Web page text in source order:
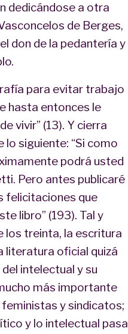
dedicándose a otra
de Berges,
don de la pedantería y
para evitar trabajo
hasta entonces le
vivir” (13). Y cierra
lo siguiente: “Si como
podrá usted
Pero antes publicaré
felicitaciones que
libro” (193). Tal y
los treinta, la escritura
literatura oficial quizá
intelectual y su
más importante
y sindicatos;
y lo intelectual pasa